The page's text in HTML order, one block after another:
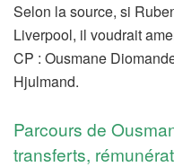
Selon la source, si
Liverpool, il voudrait
CP : Ousmane
Hjulmand.
Parcours de
transferts,